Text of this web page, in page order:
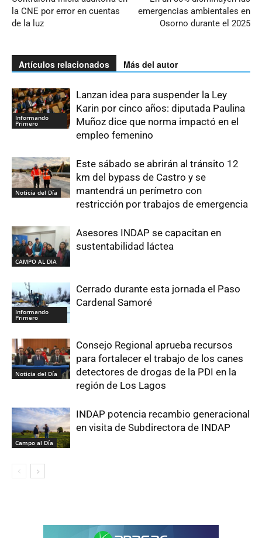
la CNE por error en cuentas
de la luz
emergencias ambientales en
Osorno durante el 2025
Artículos relacionados Más del autor
Informando
Primero
Lanzan idea para suspender la Ley
Karin por cinco años: diputada Paulina
Muñoz dice que norma impactó en el
empleo femenino
Noticia del Día
Este sábado se abrirán al tránsito 12
km del bypass de Castro y se
mantendrá un perímetro con
restricción por trabajos de emergencia
CAMPO AL DIA
Asesores INDAP se capacitan en
sustentabilidad láctea
Informando
Primero
Cerrado durante esta jornada el Paso
Cardenal Samoré
Noticia del Día
Consejo Regional aprueba recursos
para fortalecer el trabajo de los canes
detectores de drogas de la PDI en la
región de Los Lagos
Campo al Día
INDAP potencia recambio generacional
en visita de Subdirectora de INDAP